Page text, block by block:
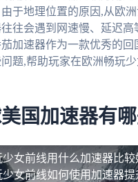
于地理位置的原因,从欧
往会遇到网速慢、延迟高
加速器作为一款优秀的回
题,帮助玩家在欧洲畅玩
国加速器有
女前线用什么加速器比较
女前线如何使用加速器提